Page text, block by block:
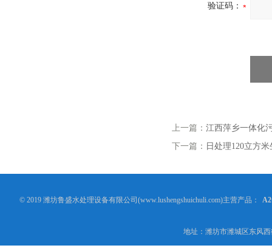
验证码：
上一篇： 江西萍乡一体化
下一篇： 日处理120立方
© 2019 潍坊鲁盛水处理设备有限公司(www.lushengshuichuli.com)主营产品：
地址：潍坊市潍城区东风